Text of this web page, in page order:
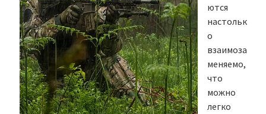
ются
настольк
о
взаимоза
меняемо,
что
можно
легко